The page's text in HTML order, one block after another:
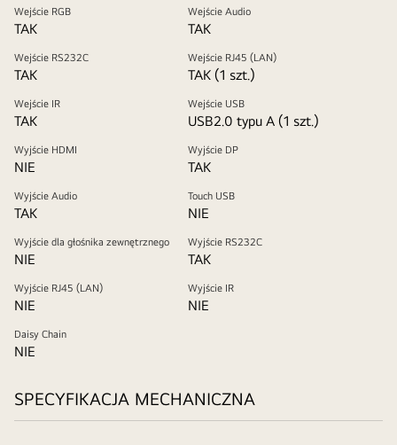
Wejście RGB
TAK
Wejście Audio
TAK
Wejście RS232C
TAK
Wejście RJ45 (LAN)
TAK (1 szt.)
Wejście IR
TAK
Wejście USB
USB2.0 typu A (1 szt.)
Wyjście HDMI
NIE
Wyjście DP
TAK
Wyjście Audio
TAK
Touch USB
NIE
Wyjście dla głośnika zewnętrznego
NIE
Wyjście RS232C
TAK
Wyjście RJ45 (LAN)
NIE
Wyjście IR
NIE
Daisy Chain
NIE
SPECYFIKACJA MECHANICZNA